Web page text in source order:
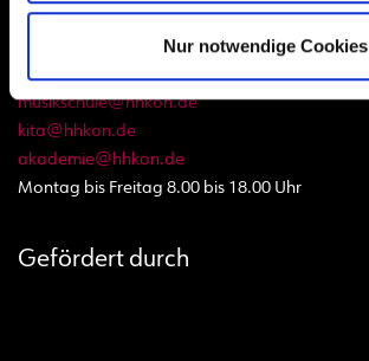
Nur notwendige Cookies
Hamburger Konservatorium
Telefon:040 870 877 - 0
musikschule@hhkon.de
kita@hhkon.de
akademie@hhkon.de
Montag bis Freitag 8.00 bis 18.00 Uhr
Gefördert durch